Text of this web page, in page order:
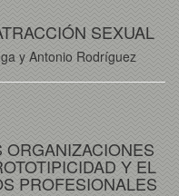
SEXUAL
y Antonio Rodríguez
Y EL
PROFESIONALES